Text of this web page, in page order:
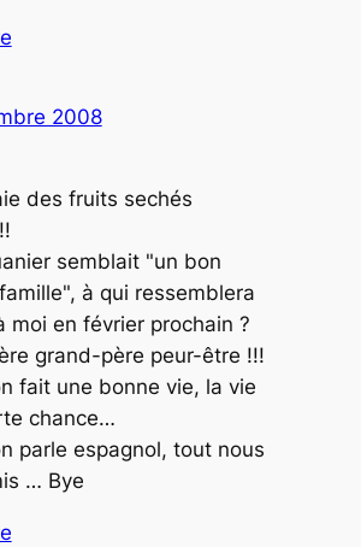
2008
des fruits sechés
semblait "un bon
à qui ressemblera
moi en février prochain ?
grand-père peur-être !!!
fait une bonne vie, la vie
chance…
parle espagnol, tout nous
… Bye